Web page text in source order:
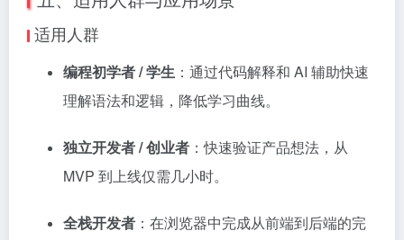
适用人群
编程初学者 / 学生 ：通过代码解释和 AI 辅助快速
理解语法和逻辑，降低学习曲线。
独立开发者 / 创业者 ：快速验证产品想法，从
MVP 到上线仅需几小时。
全栈开发者 ：在浏览器中完成从前端到后端的完